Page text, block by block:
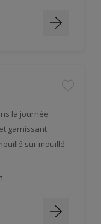
la journée
garnissant
sur mouillé